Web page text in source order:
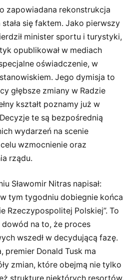
zapowiadana rekonstrukcja
się faktem. Jako pierwszy
minister sportu i turystyki,
opublikował w mediach
oświadczenie, w
Jego dymisja to
głębsze zmiany w Radzie
kształt poznamy już w
te są bezpośrednią
wydarzeń na scenie
wzmocnienie oraz
rządu.
Sławomir Nitras napisał:
tym tygodniu dobiegnie końca
Rzeczypospolitej Polskiej”. To
na to, że proces
wszedł w decydującą fazę.
premier Donald Tusk ma
zmian, które obejmą nie tylko